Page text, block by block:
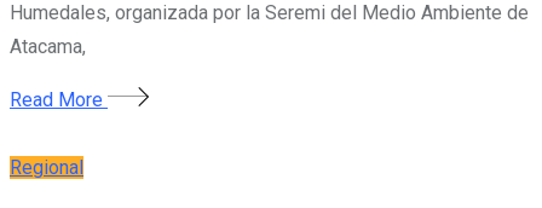
Humedales, organizada por la Seremi del Medio Ambiente de
Atacama,
Read More
Regional